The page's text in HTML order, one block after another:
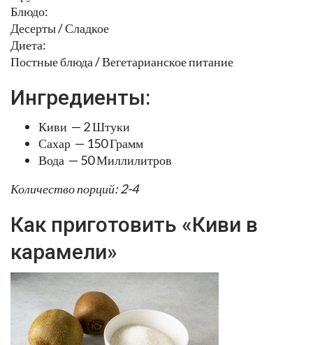
Блюдо:
Десерты / Сладкое
Диета:
Постные блюда / Вегетарианское питание
Ингредиенты:
Киви — 2 Штуки
Сахар — 150 Грамм
Вода — 50 Миллилитров
Количество порций: 2-4
Как приготовить «Киви в
карамели»